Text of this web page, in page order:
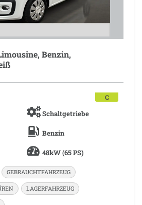
Benzin,
Schaltgetriebe
Benzin
48kW (65 PS)
C
GEBRAUCHTFAHRZEUG
LAGERFAHRZEUG